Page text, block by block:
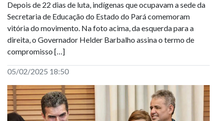
Depois de 22 dias de luta, indígenas que ocupavam a sede da
Secretaria de Educação do Estado do Pará comemoram
vitória do movimento. Na foto acima, da esquerda para a
direita, o Governador Helder Barbalho assina o termo de
compromisso […]
05/02/2025 18:50